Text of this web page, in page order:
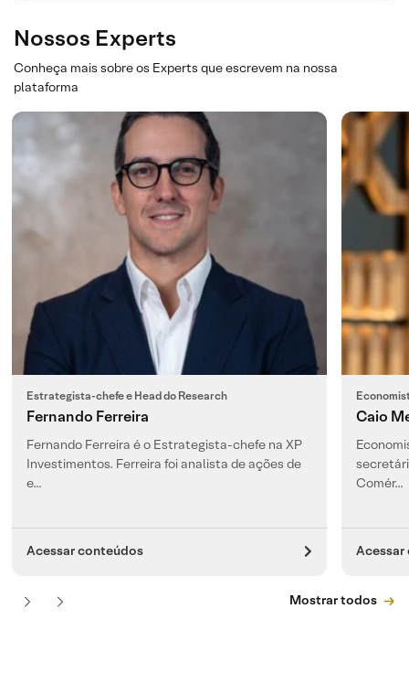
Nossos Experts
Conheça mais sobre os Experts que escrevem na nossa
plataforma
Estrategista-chefe e Head do Research
Fernando Ferreira
Fernando Ferreira é o Estrategista-chefe na XP
Investimentos. Ferreira foi analista de ações de
e…
Acessar conteúdos
Caio
Comér…
Mostrar todos